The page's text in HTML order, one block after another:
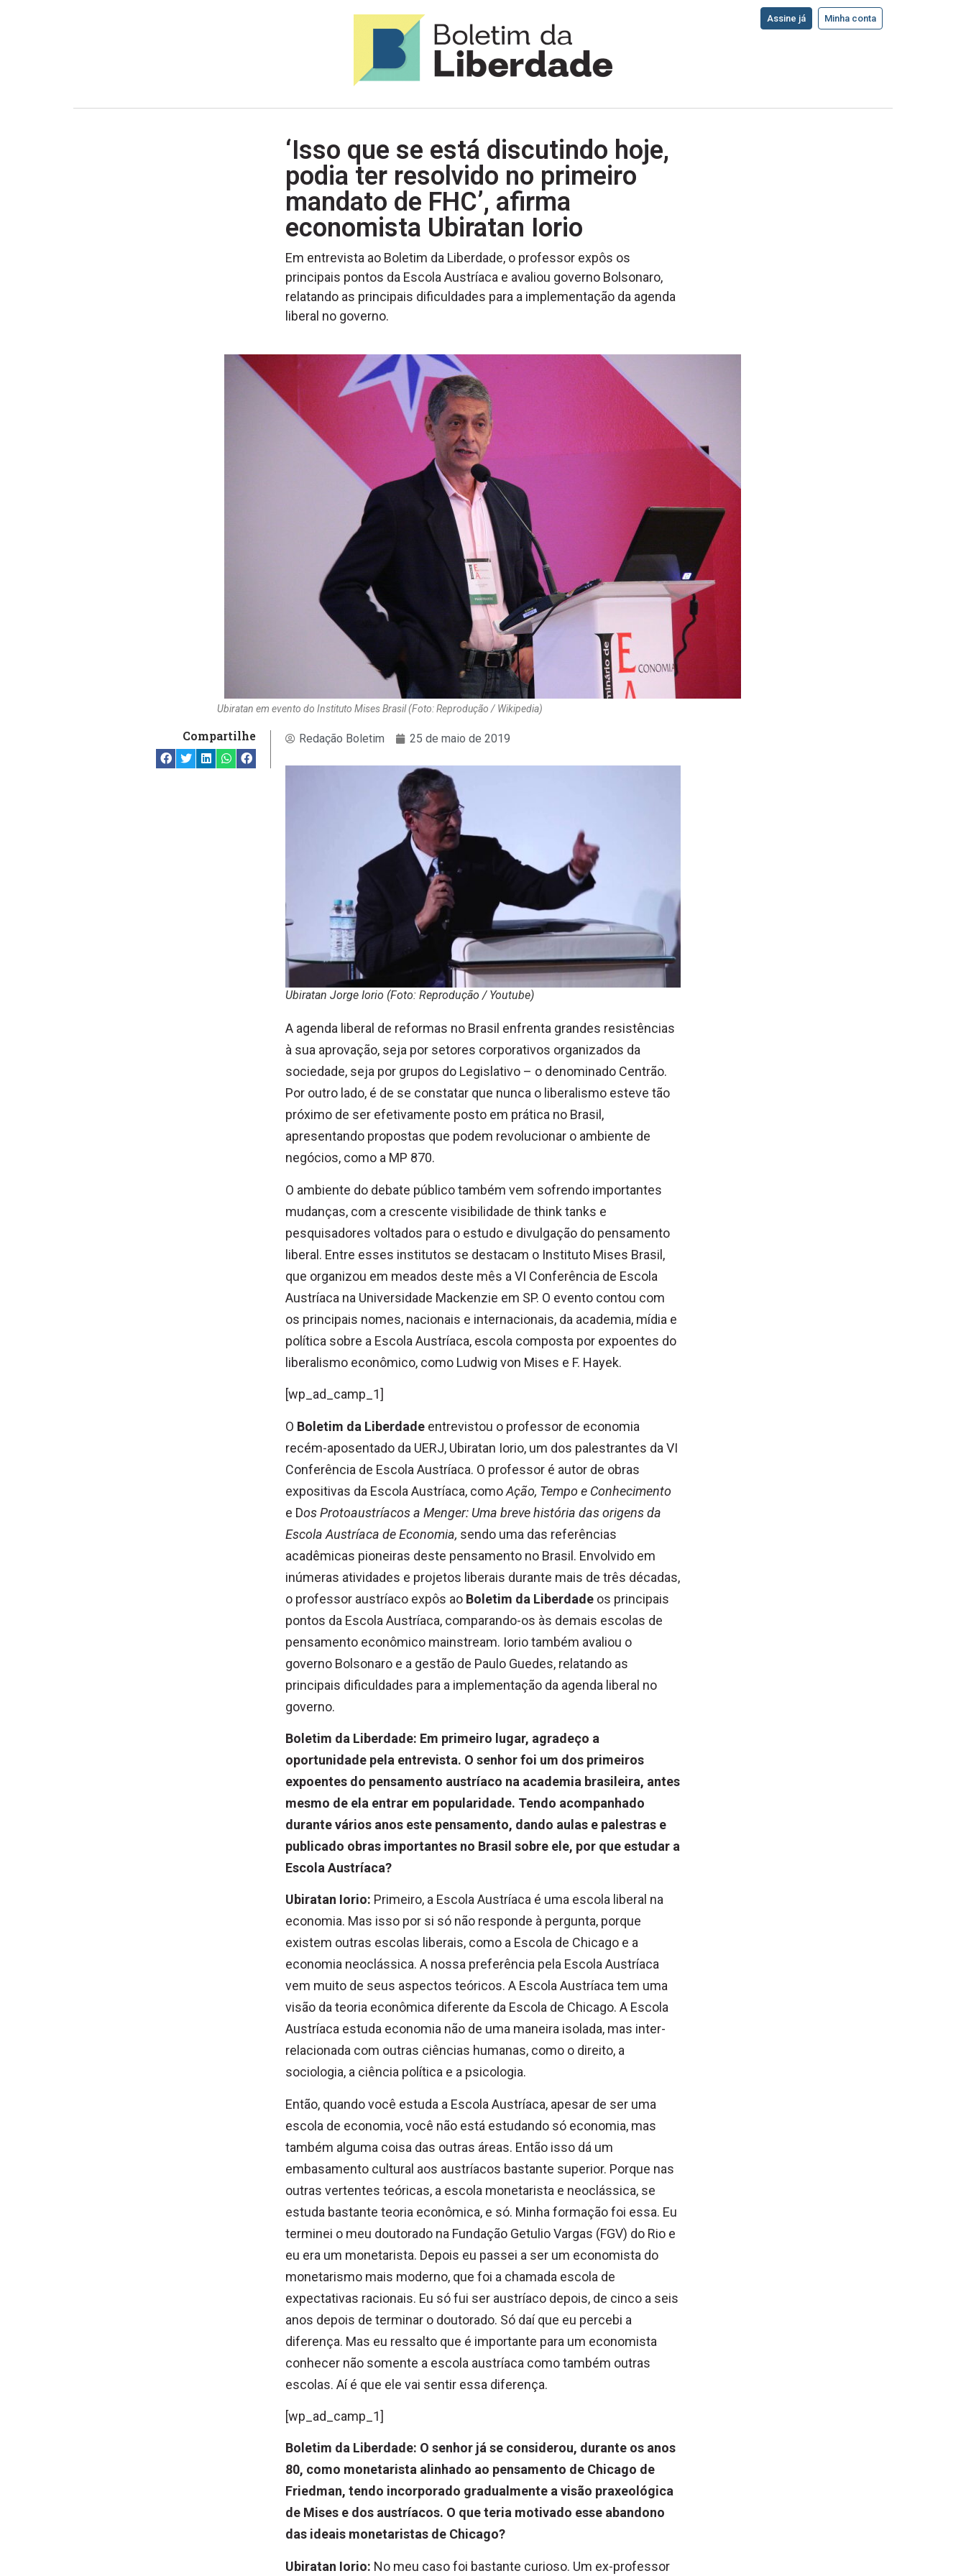
Assine já Minha conta
‘Isso que se está discutindo hoje,
podia ter resolvido no primeiro
mandato de FHC’, afirma
economista Ubiratan Iorio
Em entrevista ao Boletim da Liberdade, o professor expôs os
principais pontos da Escola Austríaca e avaliou governo Bolsonaro,
relatando as principais dificuldades para a implementação da agenda
liberal no governo.
Ubiratan em evento do Instituto Mises Brasil (Foto: Reprodução / Wikipedia)
Compartilhe Redação Boletim 25 de maio de 2019
Ubiratan Jorge Iorio (Foto: Reprodução / Youtube)
A agenda liberal de reformas no Brasil enfrenta grandes resistências
à sua aprovação, seja por setores corporativos organizados da
sociedade, seja por grupos do Legislativo – o denominado Centrão.
Por outro lado, é de se constatar que nunca o liberalismo esteve tão
próximo de ser efetivamente posto em prática no Brasil,
apresentando propostas que podem revolucionar o ambiente de
negócios, como a MP 870.
O ambiente do debate público também vem sofrendo importantes
mudanças, com a crescente visibilidade de think tanks e
pesquisadores voltados para o estudo e divulgação do pensamento
liberal. Entre esses institutos se destacam o Instituto Mises Brasil,
que organizou em meados deste mês a VI Conferência de Escola
Austríaca na Universidade Mackenzie em SP. O evento contou com
os principais nomes, nacionais e internacionais, da academia, mídia e
política sobre a Escola Austríaca, escola composta por expoentes do
liberalismo econômico, como Ludwig von Mises e F. Hayek.
[wp_ad_camp_1]
O Boletim da Liberdade entrevistou o professor de economia
recém-aposentado da UERJ, Ubiratan Iorio, um dos palestrantes da VI
Conferência de Escola Austríaca. O professor é autor de obras
expositivas da Escola Austríaca, comoAção, Tempo e Conhecimento
e Dos Protoaustríacos a Menger: Uma breve história das origens da
Escola Austríaca de Economia, sendo uma das referências
acadêmicas pioneiras deste pensamento no Brasil. Envolvido em
inúmeras atividades e projetos liberais durante mais de três décadas,
o professor austríaco expôs ao Boletim da Liberdade os principais
pontos da Escola Austríaca, comparando-os às demais escolas de
pensamento econômico mainstream. Iorio também avaliou o
governo Bolsonaro e a gestão de Paulo Guedes, relatando as
principais dificuldades para a implementação da agenda liberal no
governo.
Boletim da Liberdade: Em primeiro lugar, agradeço a
oportunidade pela entrevista. O senhor foi um dos primeiros
expoentes do pensamento austríaco na academia brasileira, antes
mesmo de ela entrar em popularidade. Tendo acompanhado
durante vários anos este pensamento, dando aulas e palestras e
publicado obras importantes no Brasil sobre ele, por que estudar a
Escola Austríaca?
Ubiratan Iorio: Primeiro, a Escola Austríaca é uma escola liberal na
economia. Mas isso por si só não responde à pergunta, porque
existem outras escolas liberais, como a Escola de Chicago e a
economia neoclássica. A nossa preferência pela Escola Austríaca
vem muito de seus aspectos teóricos. A Escola Austríaca tem uma
visão da teoria econômica diferente da Escola de Chicago. A Escola
Austríaca estuda economia não de uma maneira isolada, mas inter-
relacionada com outras ciências humanas, como o direito, a
sociologia, a ciência política e a psicologia.
Então, quando você estuda a Escola Austríaca, apesar de ser uma
escola de economia, você não está estudando só economia, mas
também alguma coisa das outras áreas. Então isso dá um
embasamento cultural aos austríacos bastante superior. Porque nas
outras vertentes teóricas, a escola monetarista e neoclássica, se
estuda bastante teoria econômica, e só. Minha formação foi essa. Eu
terminei o meu doutorado na Fundação Getulio Vargas (FGV) do Rio e
eu era um monetarista. Depois eu passei a ser um economista do
monetarismo mais moderno, que foi a chamada escola de
expectativas racionais. Eu só fui ser austríaco depois, de cinco a seis
anos depois de terminar o doutorado. Só daí que eu percebi a
diferença. Mas eu ressalto que é importante para um economista
conhecer não somente a escola austríaca como também outras
escolas. Aí é que ele vai sentir essa diferença.
[wp_ad_camp_1]
Boletim da Liberdade: O senhor já se considerou, durante os anos
80, como monetarista alinhado ao pensamento de Chicago de
Friedman, tendo incorporado gradualmente a visão praxeológica
de Mises e dos austríacos. O que teria motivado esse abandono
das ideais monetaristas de Chicago?
Ubiratan Iorio: No meu caso foi bastante curioso. Um ex-professor